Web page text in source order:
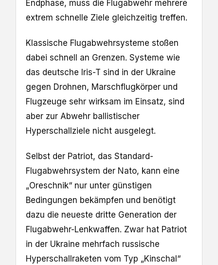
Endphase, muss die Flugabwehr mehrere
extrem schnelle Ziele gleichzeitig treffen.
Klassische Flugabwehrsysteme stoßen
dabei schnell an Grenzen. Systeme wie
das deutsche Iris-T sind in der Ukraine
gegen Drohnen, Marschflugkörper und
Flugzeuge sehr wirksam im Einsatz, sind
aber zur Abwehr ballistischer
Hyperschallziele nicht ausgelegt.
Selbst der Patriot, das Standard-
Flugabwehrsystem der Nato, kann eine
„Oreschnik“ nur unter günstigen
Bedingungen bekämpfen und benötigt
dazu die neueste dritte Generation der
Flugabwehr-Lenkwaffen. Zwar hat Patriot
in der Ukraine mehrfach russische
Hyperschallraketen vom Typ „Kinschal“